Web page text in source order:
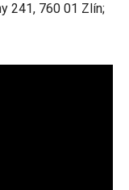
241, 760 01 Zlín;